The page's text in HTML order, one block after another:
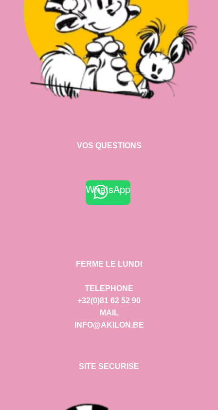
VOS QUESTIONS
WhatsApp
FERME LE LUNDI
TELEPHONE
+32(0)81 62 52 90
MAIL
INFO@AKILON.BE
SITE SECURISE